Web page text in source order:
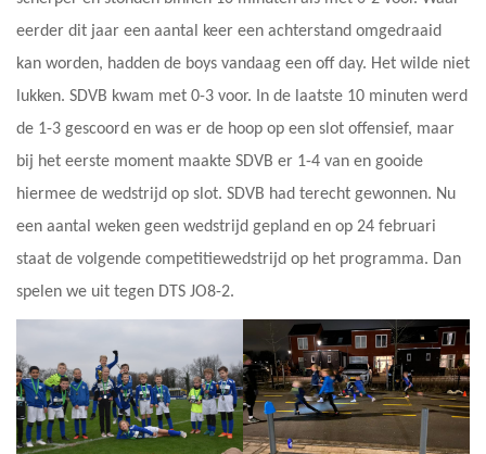
eerder dit jaar een aantal keer een achterstand omgedraaid
kan worden, hadden de boys vandaag een off day. Het wilde niet
lukken. SDVB kwam met 0-3 voor. In de laatste 10 minuten werd
de 1-3 gescoord en was er de hoop op een slot offensief, maar
bij het eerste moment maakte SDVB er 1-4 van en gooide
hiermee de wedstrijd op slot. SDVB had terecht gewonnen. Nu
een aantal weken geen wedstrijd gepland en op 24 februari
staat de volgende competitiewedstrijd op het programma. Dan
spelen we uit tegen DTS JO8-2.